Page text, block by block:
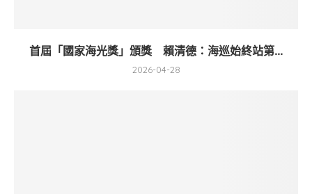
首屆「國家海光獎」頒獎 賴清德：海巡始終站第...
2026-04-28